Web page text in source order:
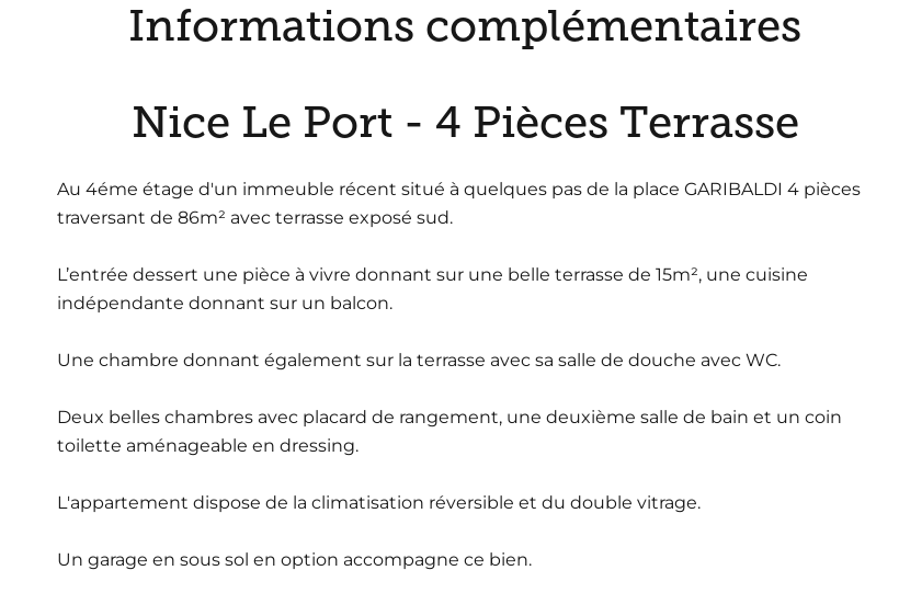
Informations complémentaires
Nice Le Port - 4 Pièces Terrasse
Au 4éme étage d'un immeuble récent situé à quelques pas de la place GARIBALDI 4 pièces
traversant de 86m² avec terrasse exposé sud.
L’entrée dessert une pièce à vivre donnant sur une belle terrasse de 15m², une cuisine
indépendante donnant sur un balcon.
Une chambre donnant également sur la terrasse avec sa salle de douche avec WC.
Deux belles chambres avec placard de rangement, une deuxième salle de bain et un coin
toilette aménageable en dressing.
L'appartement dispose de la climatisation réversible et du double vitrage.
Un garage en sous sol en option accompagne ce bien.